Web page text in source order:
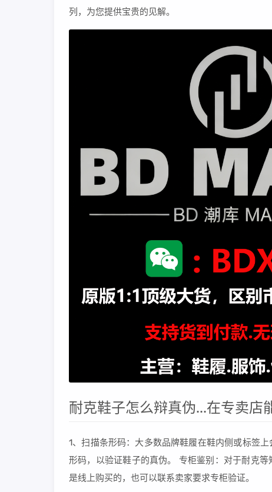
列，为您提供宝贵的见解。
耐克鞋子怎么辩真伪...在专卖店
1、扫描条形码：大多数品牌鞋履在鞋内侧或标签
形码，以验证鞋子的真伪。 专柜鉴别：对于耐克
是线上购买的，也可以联系卖家要求专柜验证。